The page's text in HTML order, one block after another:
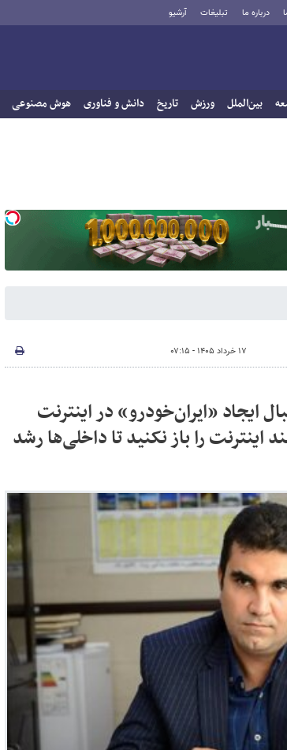
درباره ما تبلیغات آرشیو
بین‌الملل ورزش تاریخ دانش و فناوری هوش مصنوعی
۱۷ خرداد ۱۴۰۵ - ۰۷:۱۵
ایجاد «ایران‌خودرو» در اینترنت
اینترنت را باز نکنید تا داخلی‌ها رشد